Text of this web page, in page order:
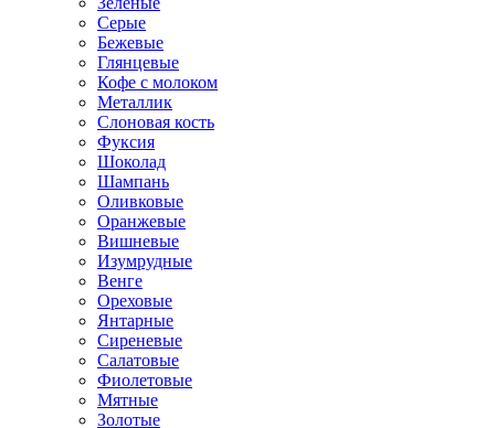
Серые
Бежевые
Глянцевые
Кофе с молоком
Металлик
Слоновая кость
Фуксия
Шоколад
Шампань
Оливковые
Оранжевые
Вишневые
Изумрудные
Венге
Ореховые
Янтарные
Сиреневые
Салатовые
Фиолетовые
Мятные
Золотые